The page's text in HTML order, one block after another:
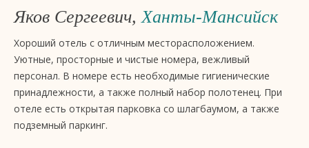
Яков Сергеевич,Ханты-Мансийск
Хороший отель с отличным месторасположением.
Уютные, просторные и чистые номера, вежливый
персонал. В номере есть необходимые гигиенические
принадлежности, а также полный набор полотенец. При
отеле есть открытая парковка со шлагбаумом, а также
подземный паркинг.